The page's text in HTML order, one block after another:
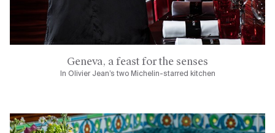
Geneva, a feast for the senses
In Olivier Jean’s two Michelin-starred kitchen